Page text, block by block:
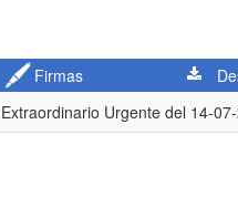
Firmas
Urgente del 14-